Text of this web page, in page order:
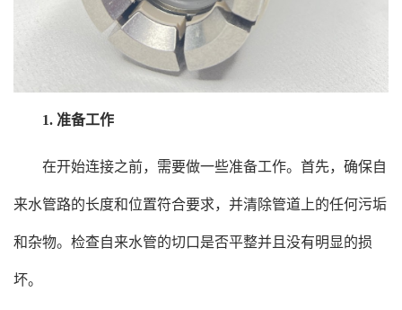
1. 准备工作
在开始连接之前，需要做一些准备工作。首先，确保自
来水管路的长度和位置符合要求，并清除管道上的任何污垢
和杂物。检查自来水管的切口是否平整并且没有明显的损
坏。